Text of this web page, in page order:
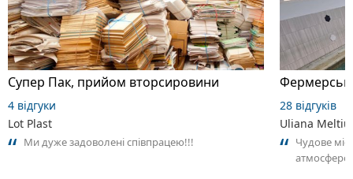
Супер Пак, прийом вторсировини
4 відгуки
Lot Plast
Ми дуже задоволені співпрацею!!!
28 відгуків
Uliana
Чудове